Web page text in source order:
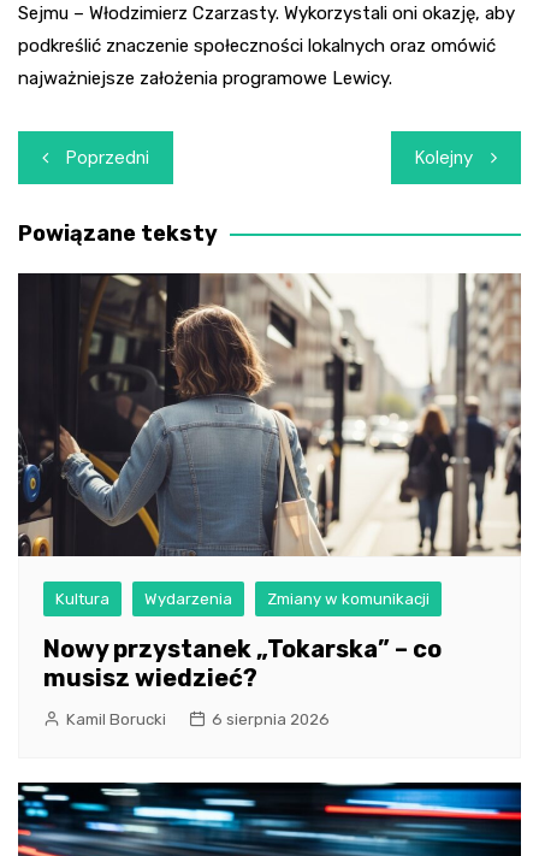
Sejmu – Włodzimierz Czarzasty. Wykorzystali oni okazję, aby
podkreślić znaczenie społeczności lokalnych oraz omówić
najważniejsze założenia programowe Lewicy.
Nawigacja
wpisu
Poprzedni Kolejny
Powiązane teksty
Kultura Wydarzenia Zmiany w komunikacji
Nowy przystanek „Tokarska” – co
musisz wiedzieć?
Kamil Borucki 6 sierpnia 2026